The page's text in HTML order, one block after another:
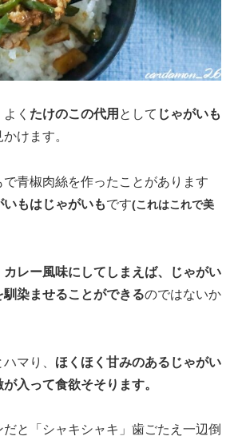
く たけのこの代用 として じゃがいも
けます。
青椒肉絲を作ったことがあります
いもはじゃがいもです(これはこれで美
カレー風味にしてしまえば、じゃがい
馴染ませることができるのではないか
マり、 ほくほく甘みのあるじゃがい
入って食欲そそります。
と「シャキシャキ」歯ごたえ一辺倒